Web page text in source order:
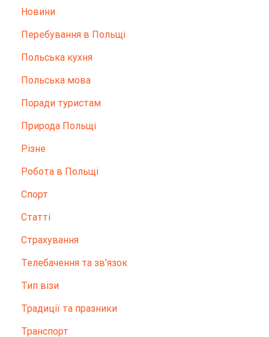
Новини
Перебування в Польщі
Польська кухня
Польська мова
Поради туристам
Природа Польщі
Різне
Робота в Польщі
Спорт
Статті
Страхування
Телебачення та зв'язок
Тип візи
Традиції та празники
Транспорт